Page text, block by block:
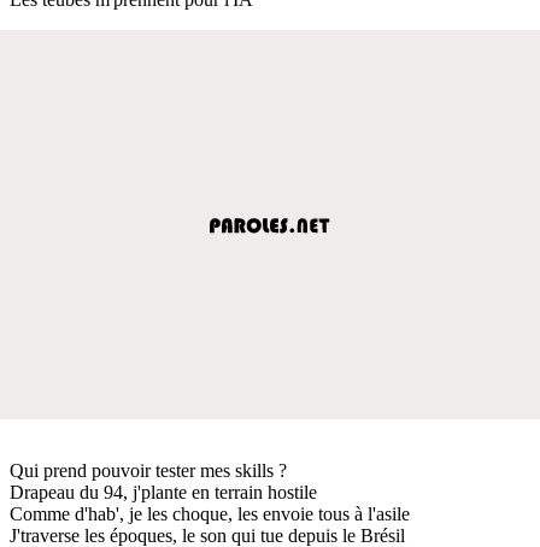
Qui prend pouvoir tester mes skills ?
Drapeau du 94, j'plante en terrain hostile
Comme d'hab', je les choque, les envoie tous à l'asile
J'traverse les époques, le son qui tue depuis le Brésil